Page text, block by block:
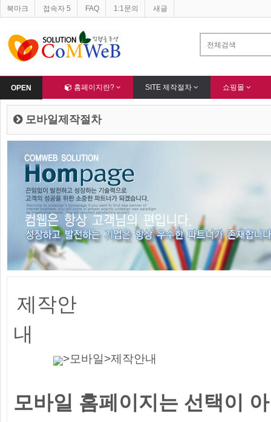
OPEN
북마크 접속자 5 FAQ 1:1문의 새글
Home 홈페이지란? SITE 제작절차 쇼핑몰
모바일제작절차
제작안
내
>모바일>제작안내
모바일 홈페이지는 선택이